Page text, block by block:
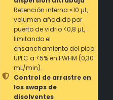
Retención interna ≤10 µL;
volumen añadido por
puerto de vidrio <0,8 µL,
limitando el
ensanchamiento del pico
UPLC a <5% en FWHM (0,30
mL/min).
Control de arrastre en
los swaps de
disolventes